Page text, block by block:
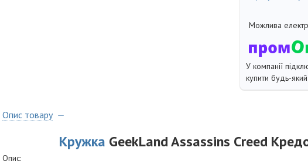
У компанії
купити будь-
Опис товару
Кружка GeekLand Assassins Creed
Опис: